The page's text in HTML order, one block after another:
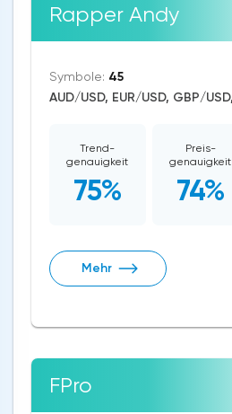
Rapper Andy
Symbole: 45
Trend-
genauigkeit
75%
Preis-
genauigkeit
74%
Mehr
FPro